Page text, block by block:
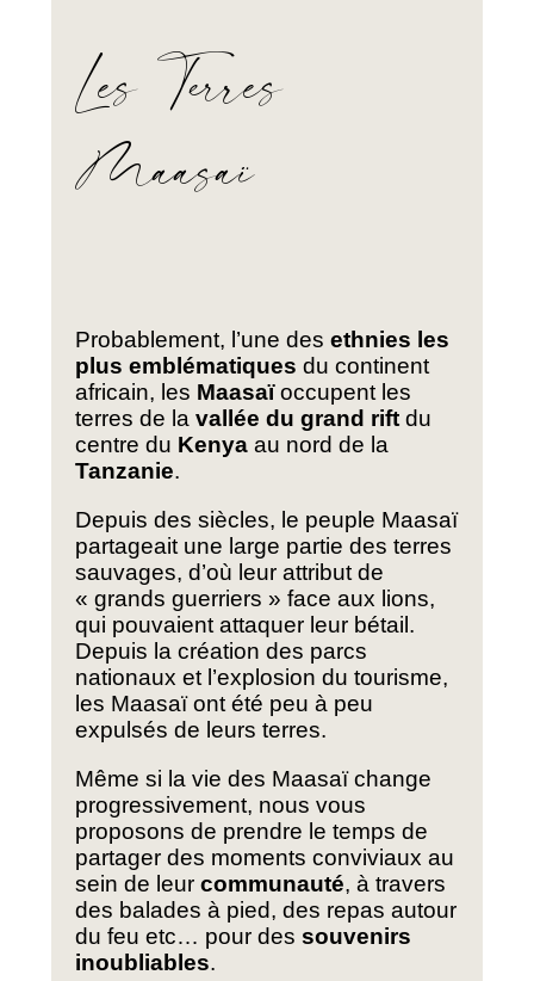
Les Terres
Maasaï
Probablement, l’une des ethnies les
plus emblématiques du continent
africain, les Maasaïoccupent les
terres de la vallée du grand rift du
centre du Kenya au nord de la
Tanzanie.
Depuis des siècles, le peuple Maasaï
partageait une large partie des terres
sauvages, d’où leur attribut de
« grands guerriers » face aux lions,
qui pouvaient attaquer leur bétail.
Depuis la création des parcs
nationaux et l’explosion du tourisme,
les Maasaï ont été peu à peu
expulsés de leurs terres.
Même si la vie des Maasaï change
progressivement, nous vous
proposons de prendre le temps de
partager des moments conviviaux au
sein de leur communauté, à travers
des balades à pied, des repas autour
du feu etc… pour des souvenirs
inoubliables.